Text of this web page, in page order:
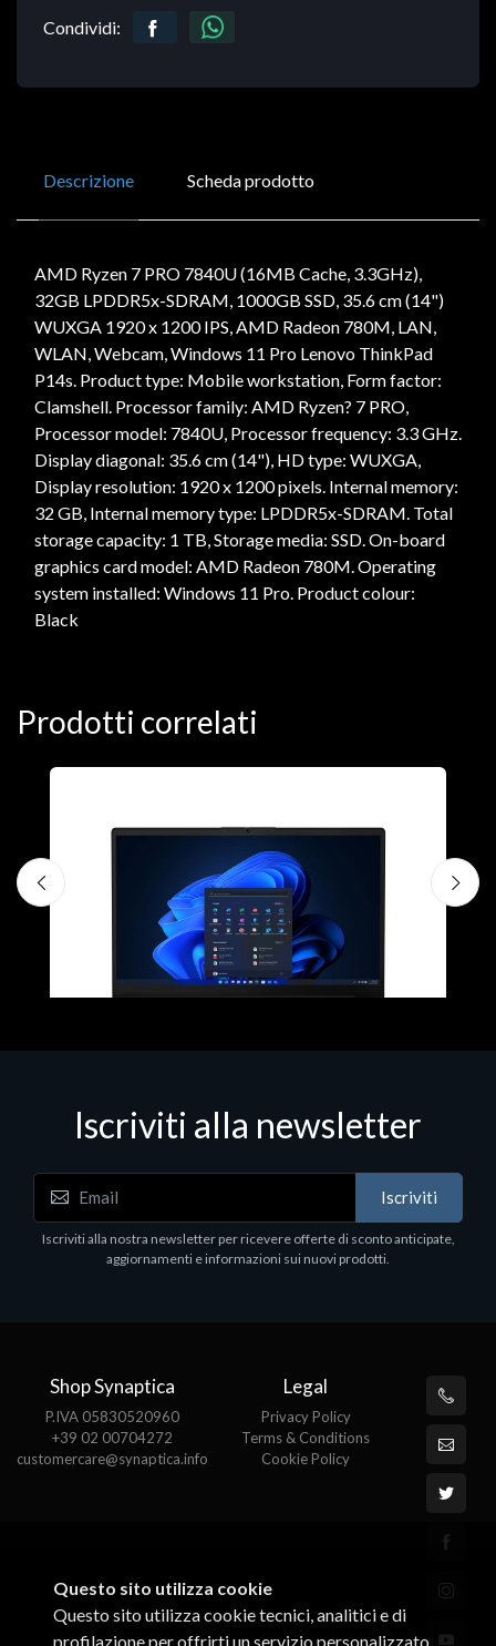
Condividi:
Descrizione Scheda prodotto
AMD Ryzen 7 PRO 7840U (16MB Cache, 3.3GHz),
32GB LPDDR5x-SDRAM, 1000GB SSD, 35.6 cm (14")
WUXGA 1920 x 1200 IPS, AMD Radeon 780M, LAN,
WLAN, Webcam, Windows 11 Pro Lenovo ThinkPad
P14s. Product type: Mobile workstation, Form factor:
Clamshell. Processor family: AMD Ryzen? 7 PRO,
Processor model: 7840U, Processor frequency: 3.3 GHz.
Display diagonal: 35.6 cm (14"), HD type: WUXGA,
Display resolution: 1920 x 1200 pixels. Internal memory:
32 GB, Internal memory type: LPDDR5x-SDRAM. Total
storage capacity: 1 TB, Storage media: SSD. On-board
graphics card model: AMD Radeon 780M. Operating
system installed: Windows 11 Pro. Product colour:
Black
Prodotti correlati
LV Rz5-7520U 16GB 512 W11H 15
€413.17
Iscriviti alla newsletter
Iscriviti
Iscriviti alla nostra newsletter per ricevere offerte di sconto anticipate,
aggiornamenti e informazioni sui nuovi prodotti.
Shop Synaptica
P.IVA 05830520960
+39 02 00704272
customercare@synaptica.info
Legal
Privacy Policy
Terms & Conditions
Cookie Policy
Questo sito utilizza cookie
Questo sito utilizza cookie tecnici, analitici e di
profilazione per offrirti un servizio personalizzato.